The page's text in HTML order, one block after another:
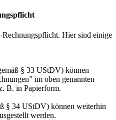
Hier sind einige
§ 33 UStDV) können
im oben genannten
B. in Papierform.
§ 34 UStDV) können weiterhin
werden.